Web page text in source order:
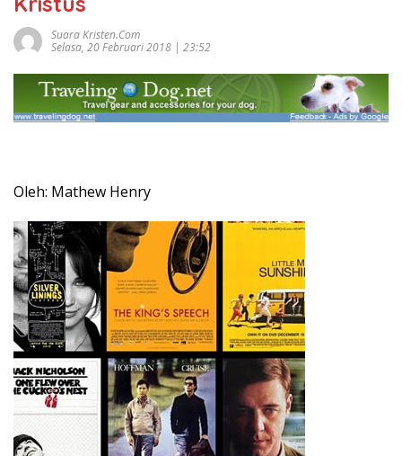
Suara Kristen.com
Selasa, 20 Februari 2018 | 23:52
Oleh: Mathew Henry